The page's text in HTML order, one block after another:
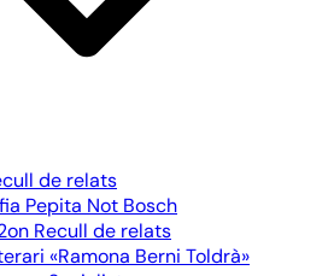
de relats
Pepita Not Bosch
Recull de relats
«Ramona Berni Toldrà»